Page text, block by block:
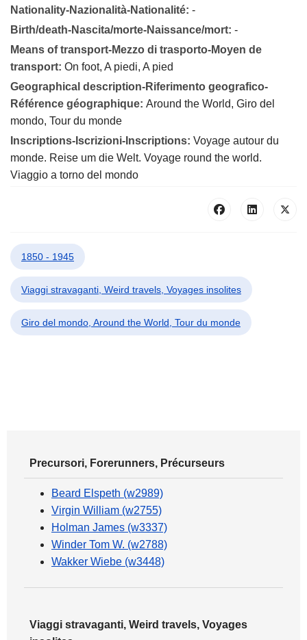
Nationality-Nazionalità-Nationalité: -
Birth/death-Nascita/morte-Naissance/mort: -
Means of transport-Mezzo di trasporto-Moyen de
transport: On foot, A piedi, A pied
Geographical description-Riferimento geografico-
Référence géographique: Around the World, Giro del
mondo, Tour du monde
Inscriptions-Iscrizioni-Inscriptions: Voyage autour du
monde. Reise um die Welt. Voyage round the world.
Viaggio a torno del mondo
1850 - 1945
Viaggi stravaganti, Weird travels, Voyages insolites
Giro del mondo, Around the World, Tour du monde
Precursori, Forerunners, Précurseurs
Beard Elspeth (w2989)
Virgin William (w2755)
Holman James (w3337)
Winder Tom W. (w2788)
Wakker Wiebe (w3448)
Viaggi stravaganti, Weird travels, Voyages